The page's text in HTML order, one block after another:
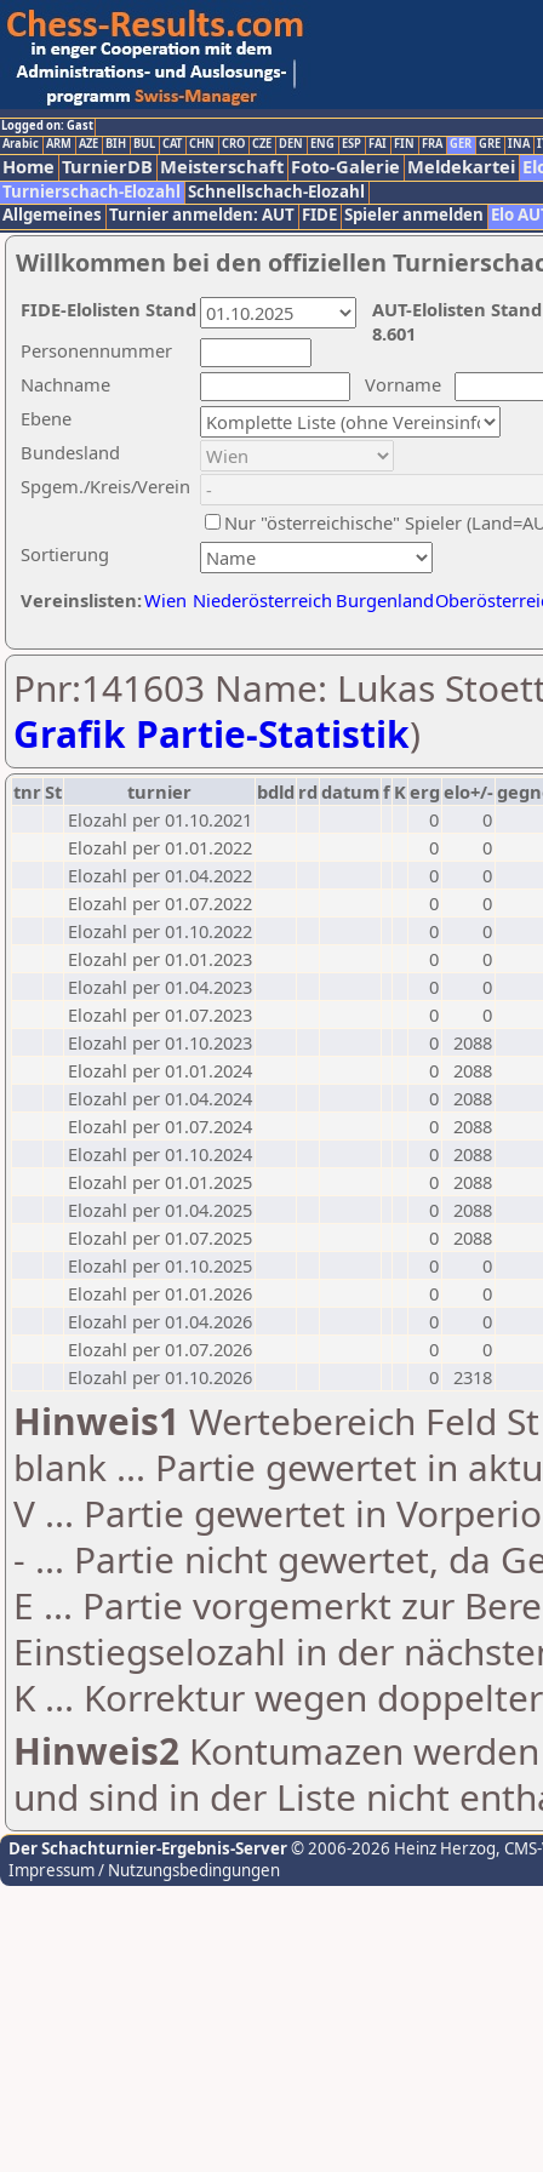
Logged on: Gast
Arabic ARM AZE BIH BUL CAT CHN CRO CZE DEN ENG ESP FAI FIN FRA GER GRE INA
Home TurnierDB Meisterschaft Foto-Galerie Meldekartei
Turnierschach-Elozahl Schnellschach-Elozahl
Allgemeines Turnier anmelden: AUT FIDE Spieler anmelden Elo
Willkommen bei den offiziellen
Nachname
Vorname
Ebene
Sortierung
Personennummer
Bundesland
Spgem./Kreis/Verein
Nur "österreichische" Spieler
Vereinslisten:Wien Niederösterreich Burgenland
AUT-Elolisten
8.601
FIDE-Elolisten Stand
Pnr:141603 Name: Lukas
Grafik Partie-Statistik)
tnrSt turnier bdld rd datumf Kerg elo+/-
Elozahl per 01.10.2021
0
0
Elozahl per 01.01.2022
0
0
Elozahl per 01.04.2022
0
0
Elozahl per 01.07.2022
0
0
Elozahl per 01.10.2022
0
0
Elozahl per 01.01.2023
0
0
Elozahl per 01.04.2023
0
0
Elozahl per 01.07.2023
0
0
Elozahl per 01.10.2023
0 2088
Elozahl per 01.01.2024
0 2088
Elozahl per 01.04.2024
0 2088
Elozahl per 01.07.2024
0 2088
Elozahl per 01.10.2024
0 2088
Elozahl per 01.01.2025
0 2088
Elozahl per 01.04.2025
0 2088
Elozahl per 01.07.2025
0 2088
Elozahl per 01.10.2025
0
0
Elozahl per 01.01.2026
0
0
Elozahl per 01.04.2026
0
0
Elozahl per 01.07.2026
0
0
Elozahl per 01.10.2026
0 2318
Hinweis1 Wertebereich Feld
blank ... Partie gewertet in
V ... Partie gewertet in
- ... Partie nicht gewertet, da
E ... Partie vorgemerkt zur
Einstiegselozahl in der
K ... Korrektur wegen
Hinweis2 Kontumazen
und sind in der Liste nicht
Der Schachturnier-Ergebnis-Server© 2006-2026 Heinz Herzog,
Impressum / Nutzungsbedingungen